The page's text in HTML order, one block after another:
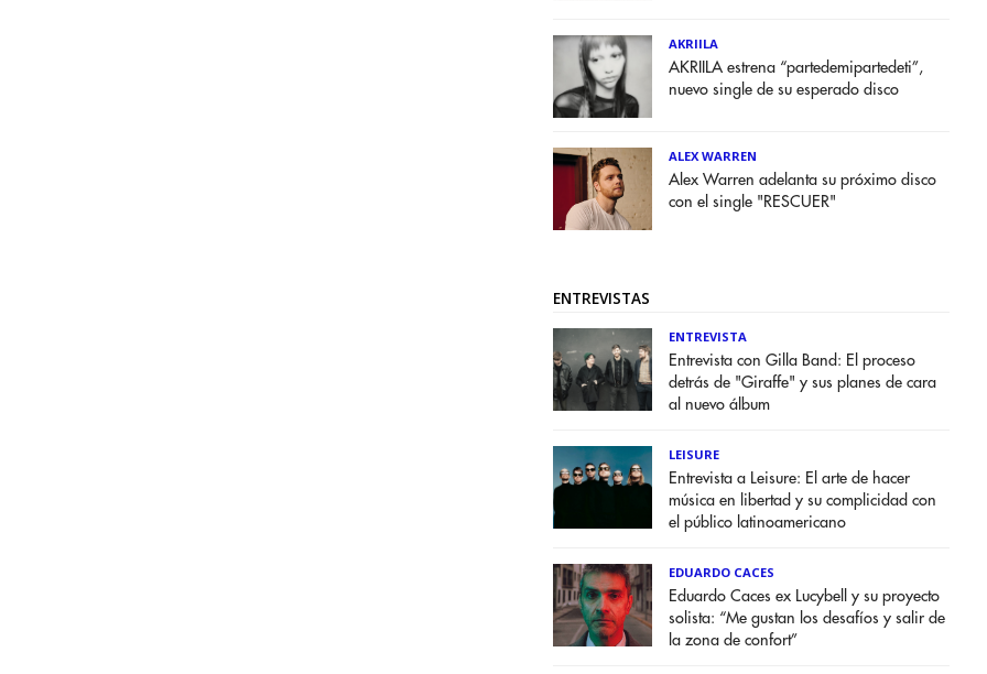
AKRIILA
AKRIILA estrena “partedemipartedeti”,
nuevo single de su esperado disco
ALEX WARREN
Alex Warren adelanta su próximo disco
con el single "RESCUER"
ENTREVISTAS
ENTREVISTA
Entrevista con Gilla Band: El proceso
detrás de "Giraffe" y sus planes de cara
al nuevo álbum
LEISURE
Entrevista a Leisure: El arte de hacer
música en libertad y su complicidad con
el público latinoamericano
EDUARDO CACES
Eduardo Caces ex Lucybell y su proyecto
solista: “Me gustan los desafíos y salir de
la zona de confort”